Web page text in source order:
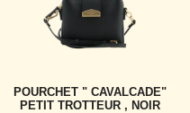
POURCHET " CAVALCADE"
PETIT TROTTEUR , NOIR